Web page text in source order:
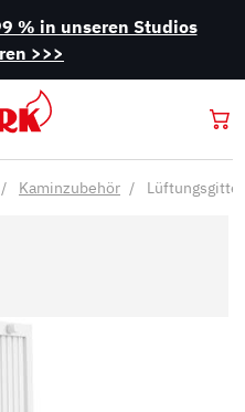
% in unseren Studios
>>>
Kaminzubehör Lüftungsgitter